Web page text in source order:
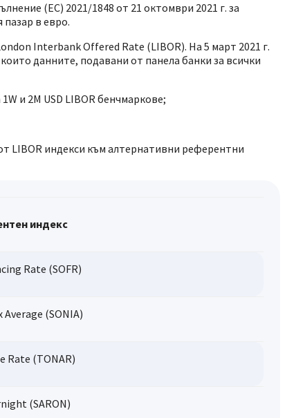
(ЕС) 2021/1848 от 21 октомври 2021 г. за
в евро.
Interbank Offered Rate (LIBOR). На 5 март 2021 г.
данните, подавани от панела банки за всички
и 2M USD LIBOR бенчмаркове;
LIBOR индекси към алтернативни референтни
индекс
Rate (SOFR)
(SONIA)
Rate (TONAR)
(SARON)